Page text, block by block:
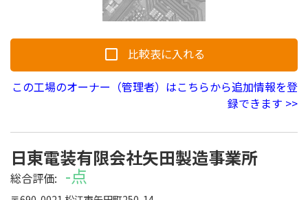
比較表に入れる
この工場のオーナー（管理者）はこちらから追加情報を登
録できます >>
日東電装有限会社矢田製造事業所
総合評価: -点